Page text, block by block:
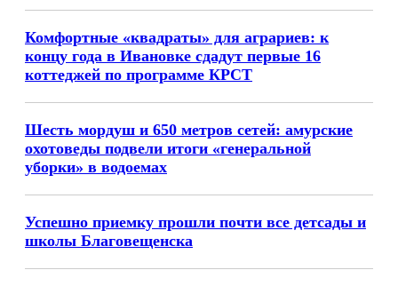
Комфортные «квадраты» для аграриев: к
концу года в Ивановке сдадут первые 16
коттеджей по программе КРСТ
Шесть мордуш и 650 метров сетей: амурские
охотоведы подвели итоги «генеральной
уборки» в водоемах
Успешно приемку прошли почти все детсады и
школы Благовещенска